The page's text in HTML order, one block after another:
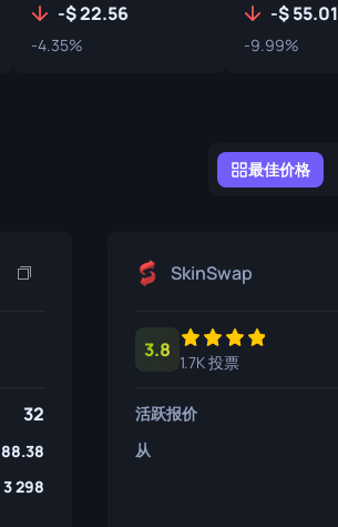
- 22.56
-4.35%
- 55.01
-9.99%
最佳价格
32
3 298
SkinSwap
3.8
1.7K 投票
活跃报价
从